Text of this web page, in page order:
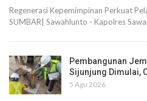
Regenerasi Kepemimpinan Perkuat
SUMBAR| Sawahlunto - Kapolres
Pembangunan
Sijunjung Dimulai,
5 Agu 2026